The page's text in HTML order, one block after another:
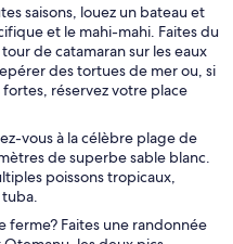
saisons, louez un bateau et
et le mahi-mahi. Faites du
de catamaran sur les eaux
des tortues de mer ou, si
réservez votre place
vous à la célèbre plage de
de superbe sable blanc.
poissons tropicaux,
ferme? Faites une randonnée